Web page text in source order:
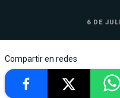
6 DE
Compartir en redes